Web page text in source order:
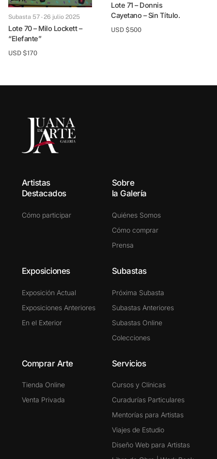
Subasta 57 - 26 julio 2025
Lote 70 – Milo Lockett –
“Elefante”
USD $170
Lote 71 – Donnis
Cayetano – Sin Título.
USD $500
Artistas
Destacados
Cómo participar
Sobre
la Galería
Quiénes Somos
Cómo comprar
Prensa
Exposiciones
Exposición Actual
Exposiciones Anteriores
En el Exterior
Subastas
Próxima Subasta
Subastas Anteriores
Subastas Online
Colecciones
Comprar Arte
Tienda Online
Venta Privada
Servicios
Cursos y Clínicas
Curadurías Particulares
Mentorías para Artistas
Viajes de Estudio
Diseño Web para Artistas